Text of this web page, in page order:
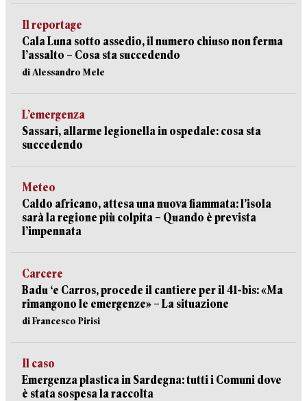
Il reportage
Cala Luna sotto assedio, il numero chiuso non ferma
l’assalto – Cosa sta succedendo
di Alessandro Mele
L’emergenza
Sassari, allarme legionella in ospedale: cosa sta
succedendo
Meteo
Caldo africano, attesa una nuova fiammata: l’isola
sarà la regione più colpita – Quando è prevista
l’impennata
Carcere
Badu ‘e Carros, procede il cantiere per il 41-bis: «Ma
rimangono le emergenze» – La situazione
di Francesco Pirisi
Il caso
Emergenza plastica in Sardegna: tutti i Comuni dove
è stata sospesa la raccolta